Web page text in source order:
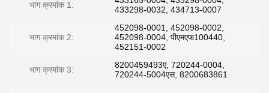
भाग क्रमांक 1:
433298-0032, 434713-0007
भाग क्रमांक 2:
452098-0001, 452098-0002,
452098-0004, पीएमएफ100440,
452151-0002
भाग क्रमांक 3:
8200459493ए, 720244-0004,
720244-5004एस, 8200683861